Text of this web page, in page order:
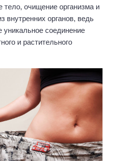
тело, очищение организма и
внутренних органов, ведь
уникальное соединение
и растительного